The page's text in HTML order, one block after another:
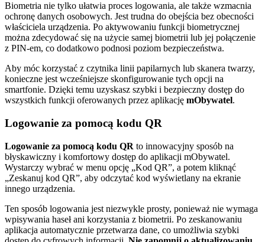
Biometria nie tylko ułatwia proces logowania, ale także wzmacnia
ochronę danych osobowych. Jest trudna do obejścia bez obecności
właściciela urządzenia. Po aktywowaniu funkcji biometrycznej
można zdecydować się na użycie samej biometrii lub jej połączenie
z PIN-em, co dodatkowo podnosi poziom bezpieczeństwa.
Aby móc korzystać z czytnika linii papilarnych lub skanera twarzy,
konieczne jest wcześniejsze skonfigurowanie tych opcji na
smartfonie. Dzięki temu uzyskasz szybki i bezpieczny dostęp do
wszystkich funkcji oferowanych przez aplikację mObywatel.
Logowanie za pomocą kodu QR
Logowanie za pomocą kodu QR to innowacyjny sposób na
błyskawiczny i komfortowy dostęp do aplikacji mObywatel.
Wystarczy wybrać w menu opcję „Kod QR”, a potem kliknąć
„Zeskanuj kod QR”, aby odczytać kod wyświetlany na ekranie
innego urządzenia.
Ten sposób logowania jest niezwykle prosty, ponieważ nie wymaga
wpisywania haseł ani korzystania z biometrii. Po zeskanowaniu
aplikacja automatycznie przetwarza dane, co umożliwia szybki